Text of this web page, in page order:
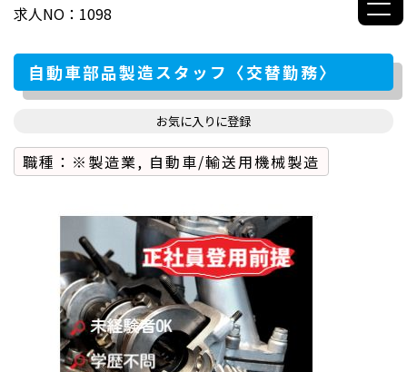
求人NO：1098
自動車部品製造スタッフ〈交替勤務〉
お気に入りに登録
職種：※製造業, 自動車/輸送用機械製造